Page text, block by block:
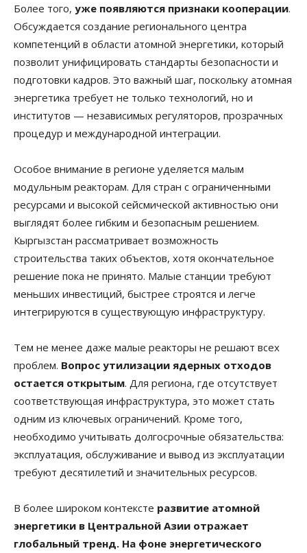
Более того, уже появляются признаки кооперации.
Обсуждается создание регионального центра
компетенций в области атомной энергетики, который
позволит унифицировать стандарты безопасности и
подготовки кадров. Это важный шаг, поскольку атомная
энергетика требует не только технологий, но и
институтов — независимых регуляторов, прозрачных
процедур и международной интеграции.
Особое внимание в регионе уделяется малым
модульным реакторам. Для стран с ограниченными
ресурсами и высокой сейсмической активностью они
выглядят более гибким и безопасным решением.
Кыргызстан рассматривает возможность
строительства таких объектов, хотя окончательное
решение пока не принято. Малые станции требуют
меньших инвестиций, быстрее строятся и легче
интегрируются в существующую инфраструктуру.
Тем не менее даже малые реакторы не решают всех
проблем. Вопрос утилизации ядерных отходов
остается открытым. Для региона, где отсутствует
соответствующая инфраструктура, это может стать
одним из ключевых ограничений. Кроме того,
необходимо учитывать долгосрочные обязательства:
эксплуатация, обслуживание и вывод из эксплуатации
требуют десятилетий и значительных ресурсов.
В более широком контексте развитие атомной
энергетики в Центральной Азии отражает
глобальный тренд. На фоне энергетического